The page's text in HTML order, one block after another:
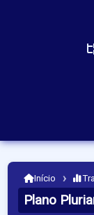
Início ›
Plano